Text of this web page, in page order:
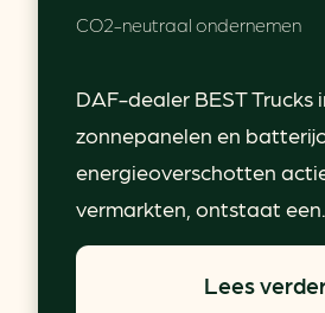
CO2-neutraal ondernemen
DAF-dealer BEST Trucks
zonnepanelen en
energieoverschotten
vermarkten, ontstaat een...
Lees